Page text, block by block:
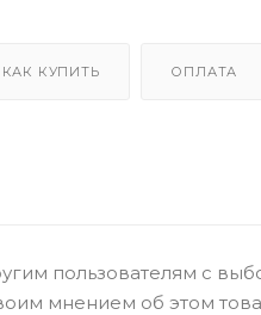
КАК КУПИТЬ ОПЛАТА
пользователям с
мнением об этом